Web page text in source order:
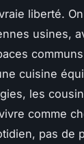
liberté.
usines,
cuisine
les
comme
pas de